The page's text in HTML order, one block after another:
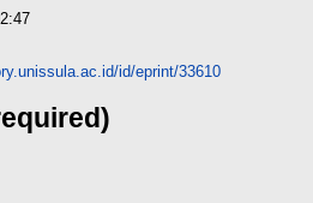
id/eprint/33610